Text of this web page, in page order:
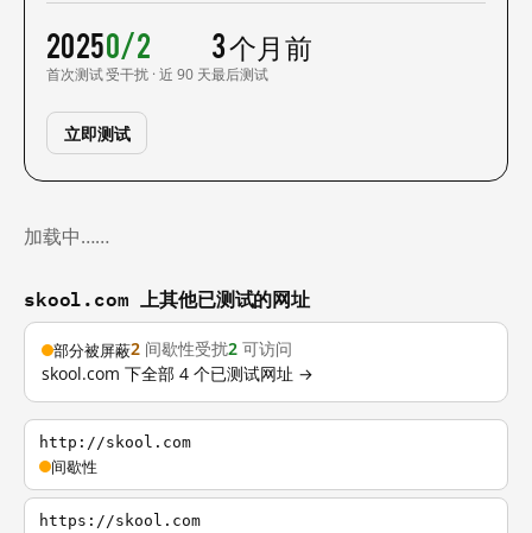
2025
首次测试
0/2
受干扰 · 近 90 天
3 个月前
最后测试
立即测试
加载中……
skool.com 上其他已测试的网址
部分被屏蔽2 间歇性受扰2 可访问
skool.com 下全部 4 个已测试网址 →
http://skool.com
间歇性
https://skool.com